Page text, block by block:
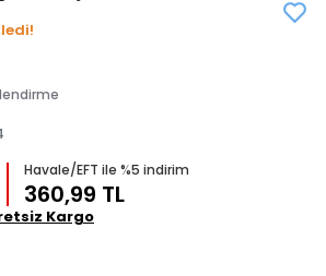
Havale/EFT ile %5 indirim
360,99 TL
Kargo